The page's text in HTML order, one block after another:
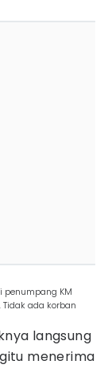
KM
ada korban
langsung
menerima